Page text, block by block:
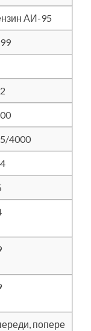
АИ-95
4000
попере